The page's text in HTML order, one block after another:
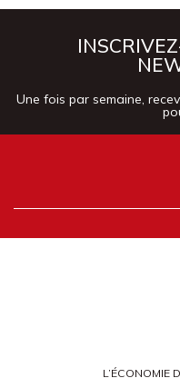
Une fois par semaine,
L’ÉCONOMIE